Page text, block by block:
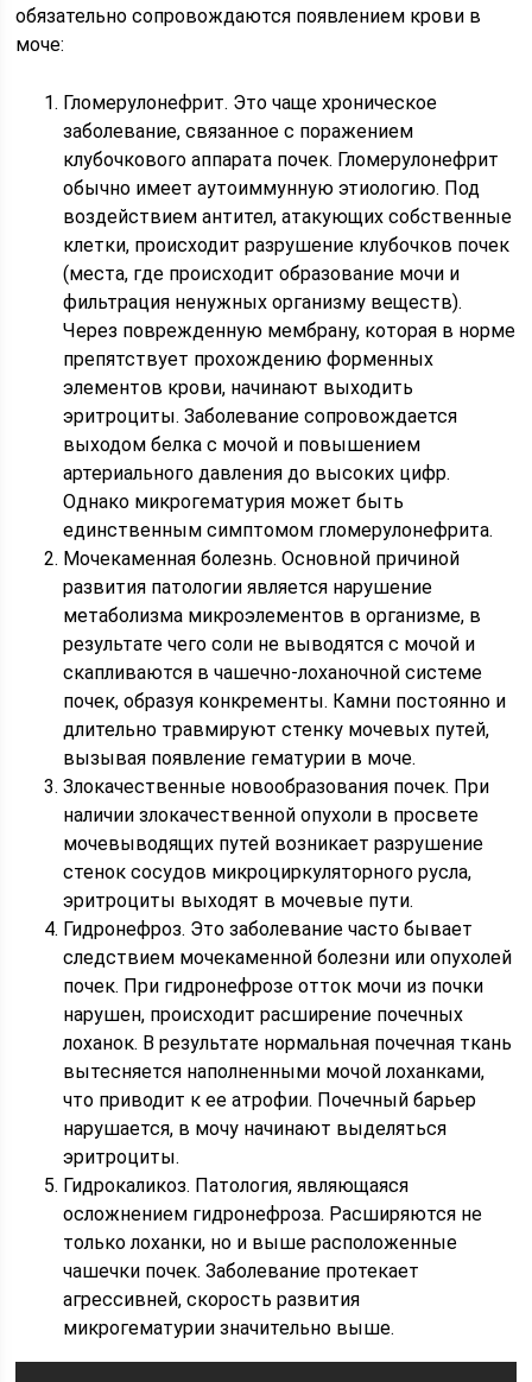
обязательно сопровождаются появлением крови в
моче:
Гломерулонефрит. Это чаще хроническое
заболевание, связанное с поражением
клубочкового аппарата почек. Гломерулонефрит
обычно имеет аутоиммунную этиологию. Под
воздействием антител, атакующих собственные
клетки, происходит разрушение клубочков почек
(места, где происходит образование мочи и
фильтрация ненужных организму веществ).
Через поврежденную мембрану, которая в норме
препятствует прохождению форменных
элементов крови, начинают выходить
эритроциты. Заболевание сопровождается
выходом белка с мочой и повышением
артериального давления до высоких цифр.
Однако микрогематурия может быть
единственным симптомом гломерулонефрита.
Мочекаменная болезнь. Основной причиной
развития патологии является нарушение
метаболизма микроэлементов в организме, в
результате чего соли не выводятся с мочой и
скапливаются в чашечно-лоханочной системе
почек, образуя конкременты. Камни постоянно и
длительно травмируют стенку мочевых путей,
вызывая появление гематурии в моче.
Злокачественные новообразования почек. При
наличии злокачественной опухоли в просвете
мочевыводящих путей возникает разрушение
стенок сосудов микроциркуляторного русла,
эритроциты выходят в мочевые пути.
Гидронефроз. Это заболевание часто бывает
следствием мочекаменной болезни или опухолей
почек. При гидронефрозе отток мочи из почки
нарушен, происходит расширение почечных
лоханок. В результате нормальная почечная ткань
вытесняется наполненными мочой лоханками,
что приводит к ее атрофии. Почечный барьер
нарушается, в мочу начинают выделяться
эритроциты.
Гидрокаликоз. Патология, являющаяся
осложнением гидронефроза. Расширяются не
только лоханки, но и выше расположенные
чашечки почек. Заболевание протекает
агрессивней, скорость развития
микрогематурии значительно выше.